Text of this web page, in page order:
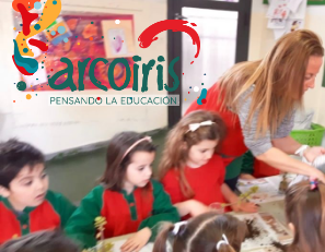
Skip
to
content